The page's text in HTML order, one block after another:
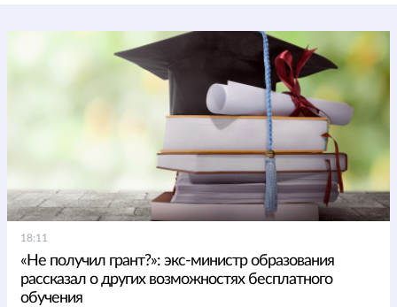
18:11
«Не получил грант?»: экс-министр образования
рассказал о других возможностях бесплатного
обучения